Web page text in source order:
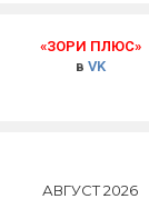
«ЗОРИ ПЛЮС»
в VK
АВГУСТ 2026